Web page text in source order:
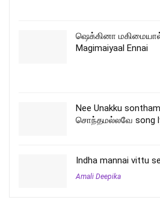
ஷெக்கினா
Magimaiyaal Ennai
Nee Unakku
சொந்தமல்லவே song
Indha mannai vittu
Amali Deepika